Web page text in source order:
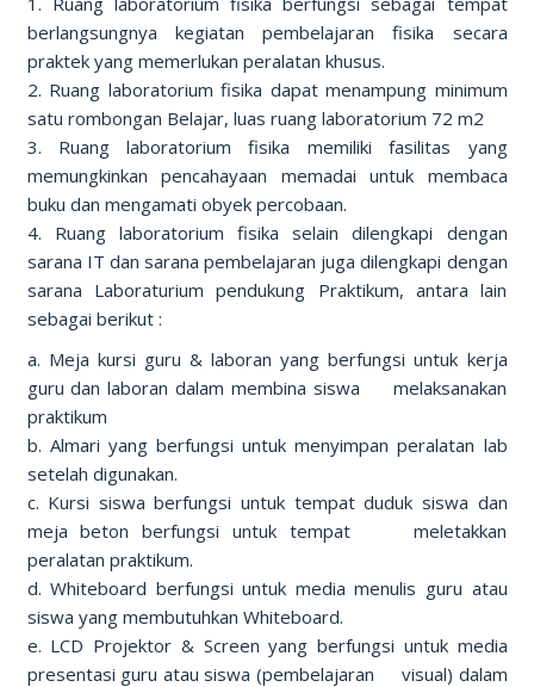
berlangsungnya kegiatan pembelajaran fisika secara
praktek yang memerlukan peralatan khusus.
2. Ruang laboratorium fisika dapat menampung minimum
satu rombongan Belajar, luas ruang laboratorium 72 m2
3. Ruang laboratorium fisika memiliki fasilitas yang
memungkinkan pencahayaan memadai untuk membaca
buku dan mengamati obyek percobaan.
4. Ruang laboratorium fisika selain dilengkapi dengan
sarana IT dan sarana pembelajaran juga dilengkapi dengan
sarana Laboraturium pendukung Praktikum, antara lain
sebagai berikut :
a. Meja kursi guru & laboran yang berfungsi untuk kerja
guru dan laboran dalam membina siswa melaksanakan
praktikum
b. Almari yang berfungsi untuk menyimpan peralatan lab
setelah digunakan.
c. Kursi siswa berfungsi untuk tempat duduk siswa dan
meja beton berfungsi untuk tempat meletakkan
peralatan praktikum.
d. Whiteboard berfungsi untuk media menulis guru atau
siswa yang membutuhkan Whiteboard.
e. LCD Projektor & Screen yang berfungsi untuk media
presentasi guru atau siswa (pembelajaran visual) dalam